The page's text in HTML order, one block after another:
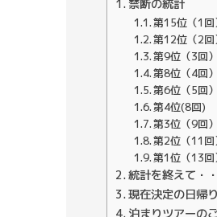
禁断の統計
第15位（1回
第12位（2回
第9位（3回）
第8位（4回）
第6位（5回）
第4位(8回)
第3位（9回）
第2位（11回
第1位（13回
統計を終えて・
現在決定の日帰
泊まりツアーの